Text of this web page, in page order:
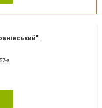
ясен
і скайси
а